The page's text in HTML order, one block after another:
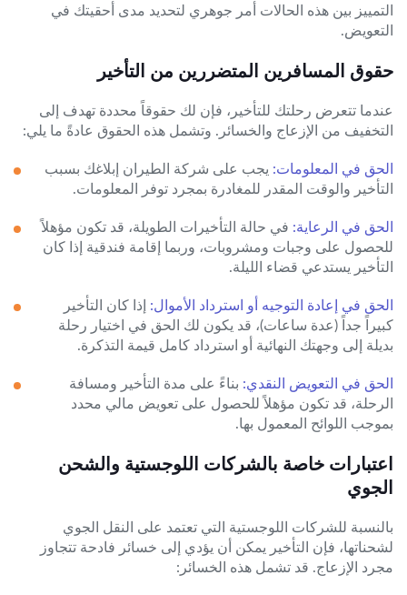
التمييز بين هذه الحالات أمر جوهري لتحديد مدى أحقيتك في
التعويض.
حقوق المسافرين المتضررين من التأخير
عندما تتعرض رحلتك للتأخير، فإن لك حقوقاً محددة تهدف إلى
التخفيف من الإزعاج والخسائر. وتشمل هذه الحقوق عادةً ما يلي:
الحق في المعلومات: يجب على شركة الطيران إبلاغك بسبب
التأخير والوقت المقدر للمغادرة بمجرد توفر المعلومات.
الحق في الرعاية: في حالة التأخيرات الطويلة، قد تكون مؤهلاً
للحصول على وجبات ومشروبات، وربما إقامة فندقية إذا كان
التأخير يستدعي قضاء الليلة.
الحق في إعادة التوجيه أو استرداد الأموال: إذا كان التأخير
كبيراً جداً (عدة ساعات)، قد يكون لك الحق في اختيار رحلة
بديلة إلى وجهتك النهائية أو استرداد كامل قيمة التذكرة.
الحق في التعويض النقدي: بناءً على مدة التأخير ومسافة
الرحلة، قد تكون مؤهلاً للحصول على تعويض مالي محدد
بموجب اللوائح المعمول بها.
اعتبارات خاصة بالشركات اللوجستية والشحن
الجوي
بالنسبة للشركات اللوجستية التي تعتمد على النقل الجوي
لشحناتها، فإن التأخير يمكن أن يؤدي إلى خسائر فادحة تتجاوز
مجرد الإزعاج. قد تشمل هذه الخسائر: